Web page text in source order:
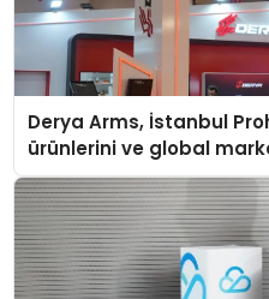
Derya Arms, İstanbul
ürünlerini ve global